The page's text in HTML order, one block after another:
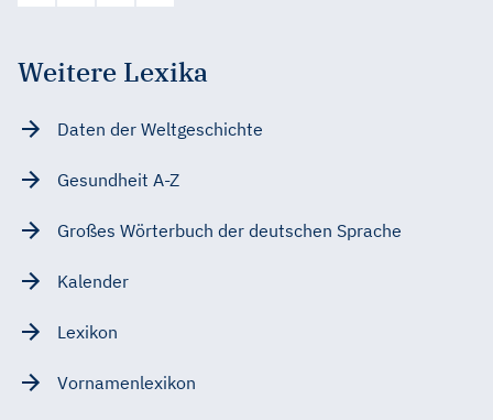
Weitere Lexika
Daten der Weltgeschichte
Gesundheit A-Z
Großes Wörterbuch der deutschen Sprache
Kalender
Lexikon
Vornamenlexikon